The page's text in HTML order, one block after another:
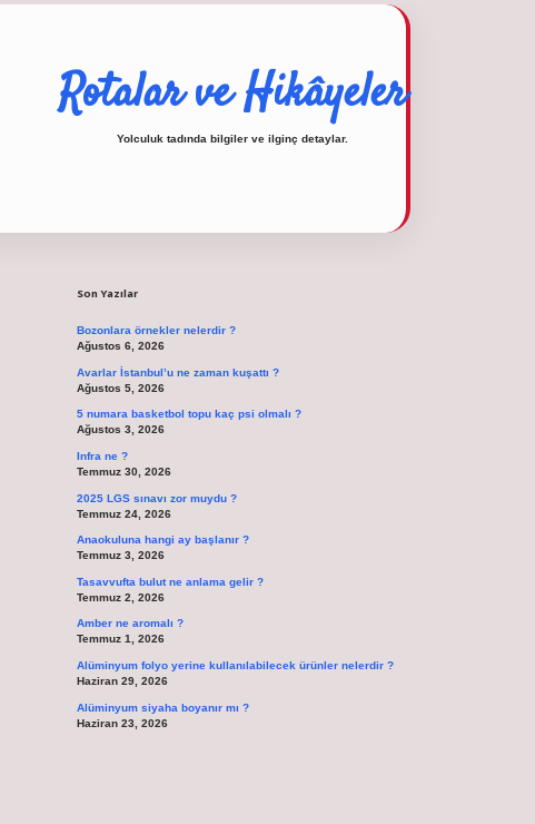
Rotalar ve Hikâyeler
Yolculuk tadında bilgiler ve ilginç detaylar.
Son Yazılar
Bozonlara örnekler nelerdir ?
Ağustos 6, 2026
Avarlar İstanbul’u ne zaman kuşattı ?
Ağustos 5, 2026
5 numara basketbol topu kaç psi olmalı ?
Ağustos 3, 2026
Infra ne ?
Temmuz 30, 2026
2025 LGS sınavı zor muydu ?
Temmuz 24, 2026
Anaokuluna hangi ay başlanır ?
Temmuz 3, 2026
Tasavvufta bulut ne anlama gelir ?
Temmuz 2, 2026
Amber ne aromalı ?
Temmuz 1, 2026
Alüminyum folyo yerine kullanılabilecek ürünler nelerdir ?
Haziran 29, 2026
Alüminyum siyaha boyanır mı ?
Haziran 23, 2026